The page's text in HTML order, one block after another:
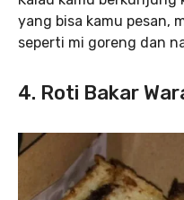
yang bisa kamu pesan,
seperti mi goreng dan
4. Roti Bakar